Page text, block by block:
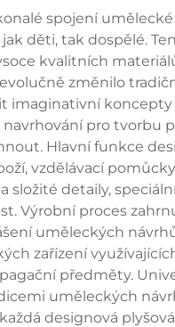
spojení
děti, tak dospělé.
kvalitních
změnilo
pro tvorbu
Hlavní funkce
vzdělávací
složité detaily,
Výrobní proces
uměleckých
zařízení
předměty.
uměleckých
designová